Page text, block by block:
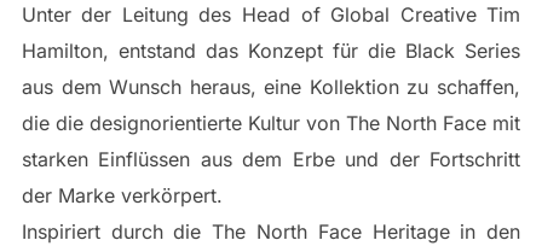
Unter der Leitung des Head of Global Creative Tim
Hamilton, entstand das Konzept für die Black Series
aus dem Wunsch heraus, eine Kollektion zu schaffen,
die die designorientierte Kultur von The North Face mit
starken Einflüssen aus dem Erbe und der Fortschritt
der Marke verkörpert.
Inspiriert durch die The North Face Heritage in den